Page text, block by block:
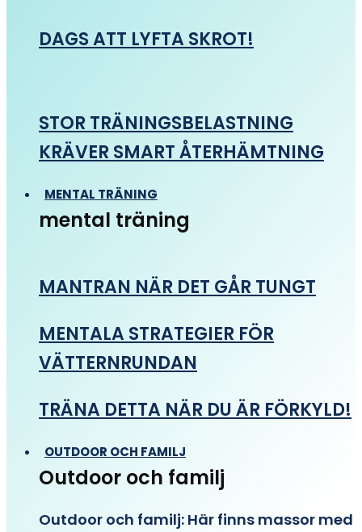
DAGS ATT LYFTA SKROT!
STOR TRÄNINGSBELASTNING
KRÄVER SMART ÅTERHÄMTNING
MENTAL TRÄNING
mental träning
MANTRAN NÄR DET GÅR TUNGT
MENTALA STRATEGIER FÖR
VÄTTERNRUNDAN
TRÄNA DETTA NÄR DU ÄR FÖRKYLD!
OUTDOOR OCH FAMILJ
Outdoor och familj
Outdoor och familj: Här finns massor med